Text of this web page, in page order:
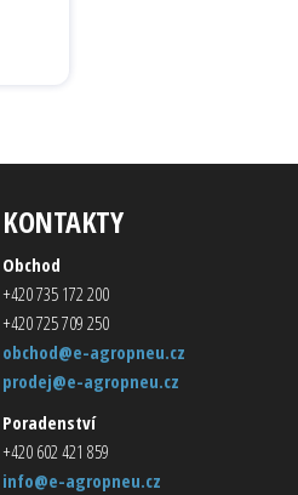
KONTAKTY
Obchod
+420 735 172 200
+420 725 709 250
obchod@e-agropneu.cz
prodej@e-agropneu.cz
Poradenství
+420 602 421 859
info@e-agropneu.cz